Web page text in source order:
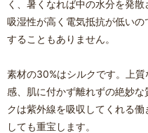
く、暑くなれば中の水分を発散
吸湿性が高く電気抵抗が低い
することもありません。
素材の30%はシルクです。上
感、肌に付かず離れずの絶妙
クは紫外線を吸収してくれる
しても重宝します。